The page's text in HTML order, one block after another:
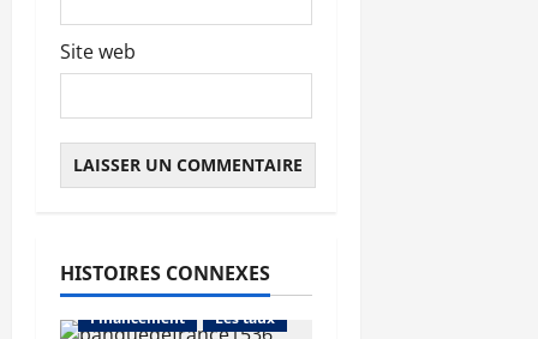
Site web
HISTOIRES CONNEXES
Abonnés
Financement
Les taux